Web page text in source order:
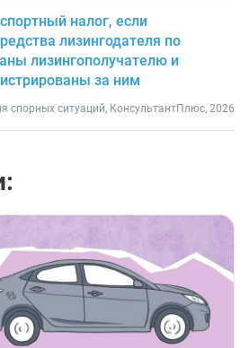
налог, если
лизингодателя по
лизингополучателю и
за ним
спорных ситуаций, КонсультантПлюс, 2026